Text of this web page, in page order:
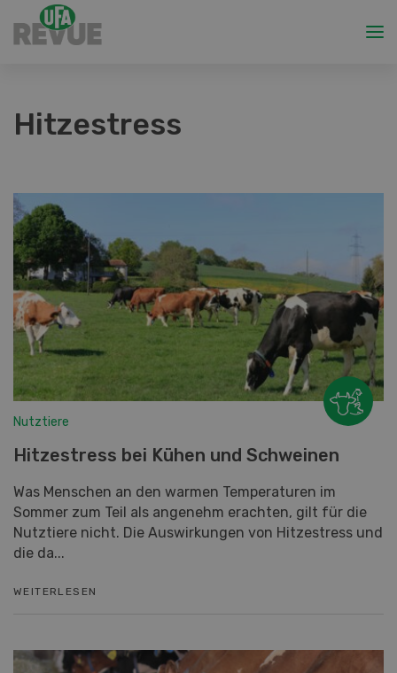
Hitzestress
Nutztiere
Hitzestress bei Kühen und Schweinen
Was Menschen an den warmen Temperaturen im
Sommer zum Teil als angenehm erachten, gilt für die
Nutztiere nicht. Die Auswirkungen von Hitzestress und
die da...
WEITERLESEN